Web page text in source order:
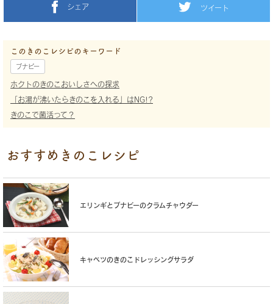
シェア ツイート
このきのこレシピのキーワード
ブナピー
ホクトのきのこおいしさへの探求
「お湯が沸いたらきのこを入れる」はNG!?
きのこで菌活って？
おすすめきのこレシピ
エリンギとブナピーのクラムチャウダー
キャベツのきのこドレッシングサラダ